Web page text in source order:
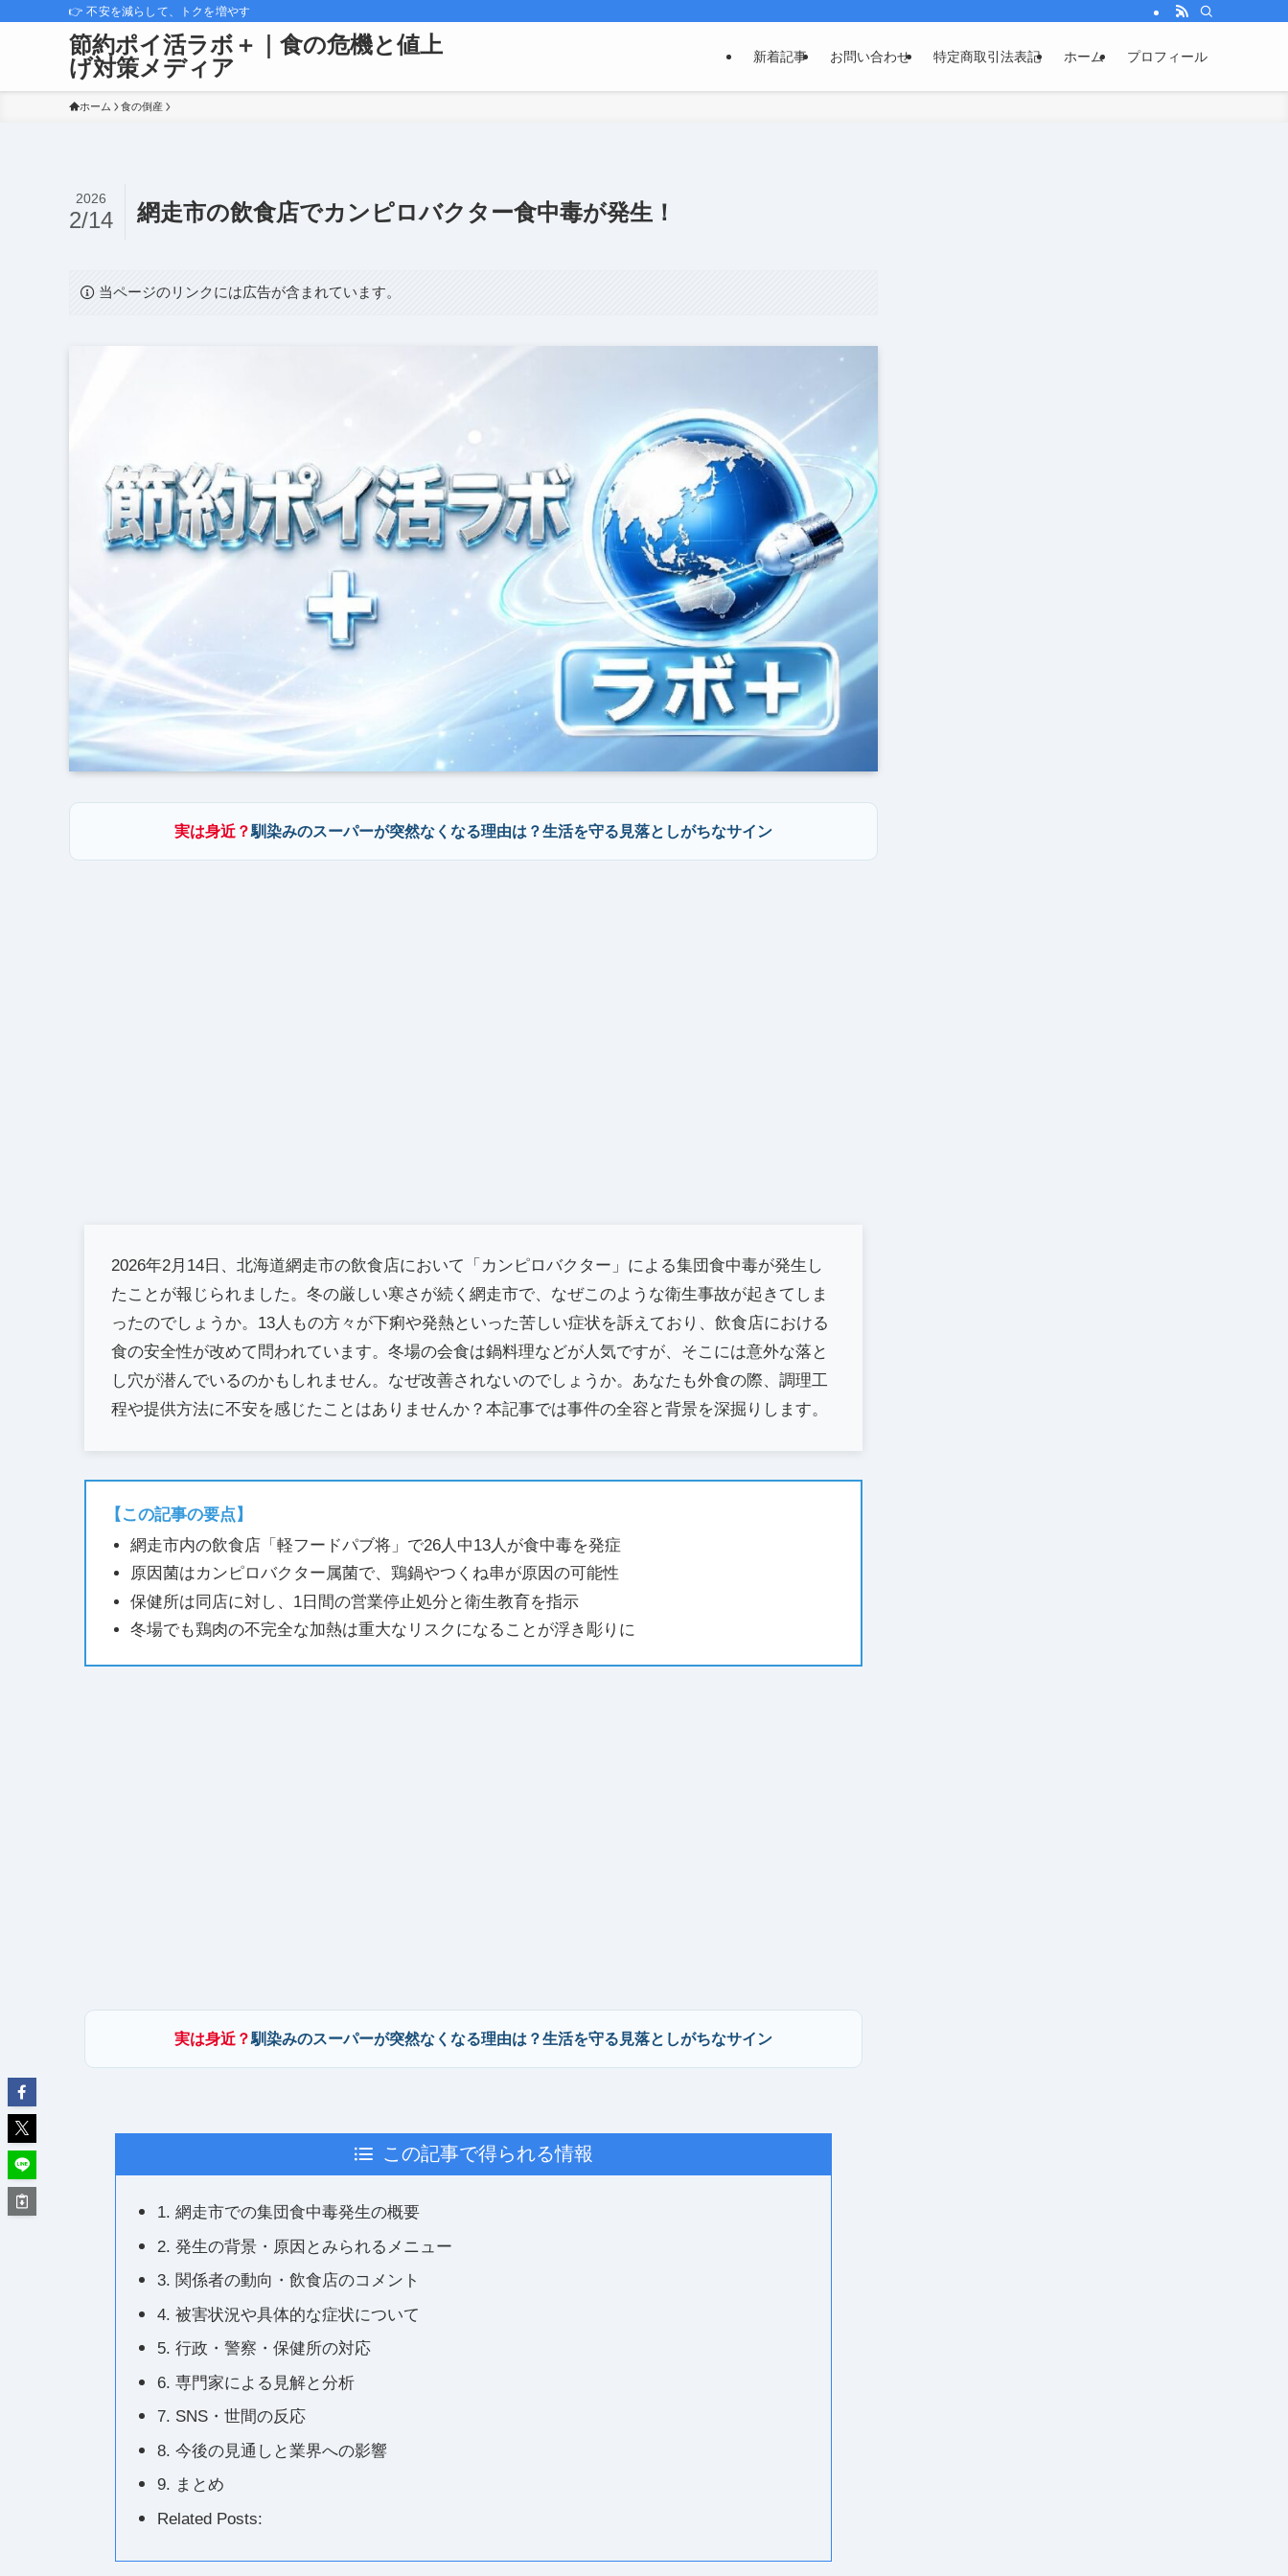
👉 不安を減らして、トクを増やす
節約ポイ活ラボ＋｜食の危機と値上
げ対策メディア
新着記事 お問い合わせ 特定商取引法表記 ホーム プロフィール
ホーム 食の倒産
網走市の飲食店でカンピロバクター食中毒が発生！
2026
2/14
当ページのリンクには広告が含まれています。
実は身近？馴染みのスーパーが突然なくなる理由は？生活を守る見落としがちなサイン
2026年2月14日、北海道網走市の飲食店において「カンピロバクター」による集団食中毒が発生し
たことが報じられました。冬の厳しい寒さが続く網走市で、なぜこのような衛生事故が起きてしま
ったのでしょうか。13人もの方々が下痢や発熱といった苦しい症状を訴えており、飲食店における
食の安全性が改めて問われています。冬場の会食は鍋料理などが人気ですが、そこには意外な落と
し穴が潜んでいるのかもしれません。なぜ改善されないのでしょうか。あなたも外食の際、調理工
程や提供方法に不安を感じたことはありませんか？本記事では事件の全容と背景を深掘りします。
【この記事の要点】
網走市内の飲食店「軽フードパブ将」で26人中13人が食中毒を発症
原因菌はカンピロバクター属菌で、鶏鍋やつくね串が原因の可能性
保健所は同店に対し、1日間の営業停止処分と衛生教育を指示
冬場でも鶏肉の不完全な加熱は重大なリスクになることが浮き彫りに
実は身近？馴染みのスーパーが突然なくなる理由は？生活を守る見落としがちなサイン
この記事で得られる情報
1. 網走市での集団食中毒発生の概要
2. 発生の背景・原因とみられるメニュー
3. 関係者の動向・飲食店のコメント
4. 被害状況や具体的な症状について
5. 行政・警察・保健所の対応
6. 専門家による見解と分析
7. SNS・世間の反応
8. 今後の見通しと業界への影響
9. まとめ
Related Posts: